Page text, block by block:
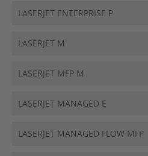
LASERJET ENTERPRISE P
LASERJET M
LASERJET MFP M
LASERJET MANAGED E
LASERJET MANAGED FLOW MFP